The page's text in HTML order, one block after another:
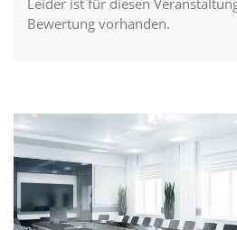
Bewertung vorhanden.